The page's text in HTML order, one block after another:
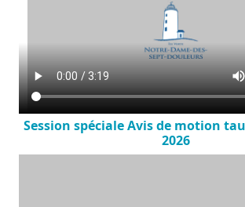
Session spéciale Avis de motion
2026